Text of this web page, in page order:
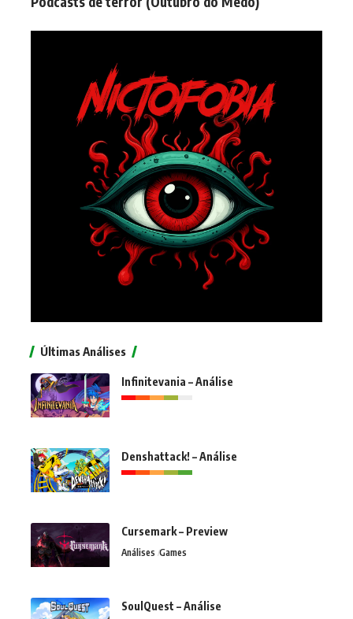
Últimas Análises
Infinitevania – Análise
Denshattack! – Análise
Cursemark – Preview
Análises Games
SoulQuest – Análise